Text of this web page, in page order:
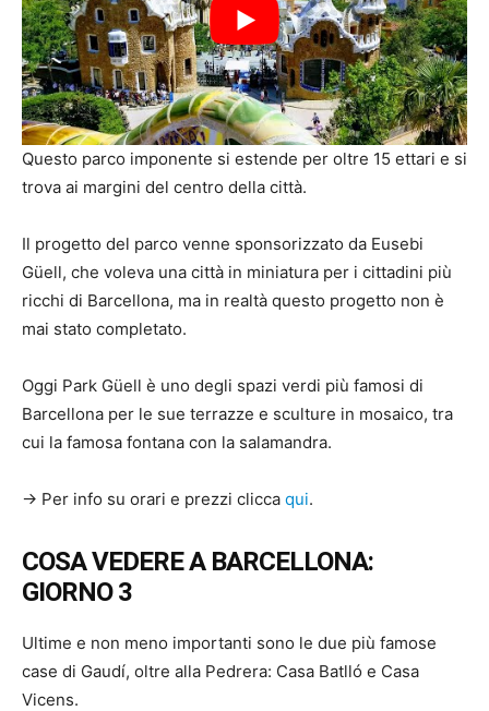
Questo parco imponente si estende per oltre 15 ettari e si
trova ai margini del centro della città.
Il progetto del parco venne sponsorizzato da Eusebi
Güell, che voleva una città in miniatura per i cittadini più
ricchi di Barcellona, ma in realtà questo progetto non è
mai stato completato.
Oggi Park Güell è uno degli spazi verdi più famosi di
Barcellona per le sue terrazze e sculture in mosaico, tra
cui la famosa fontana con la salamandra.
→ Per info su orari e prezzi clicca qui.
COSA VEDERE A BARCELLONA:
GIORNO 3
Ultime e non meno importanti sono le due più famose
case di Gaudí, oltre alla Pedrera: Casa Batlló e Casa
Vicens.